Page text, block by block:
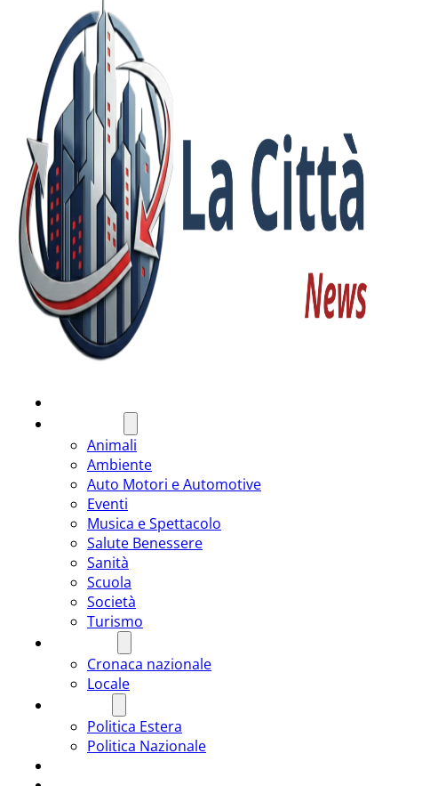
Animali
Ambiente
Auto Motori e Automotive
Eventi
Musica e Spettacolo
Salute Benessere
Sanità
Scuola
Società
Turismo
Cronaca nazionale
Locale
Politica Estera
Politica Nazionale